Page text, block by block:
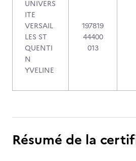
UNIVERS
ITE
VERSAIL
LES ST
QUENTI
N
YVELINE
197819
44400
013
Résumé de la